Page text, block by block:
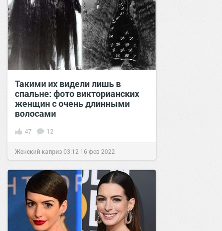
Такими их видели лишь в
спальне: фото викторианских
женщин с очень длинными
волосами
47 12
Женский каприз03:12 16 фев 2022